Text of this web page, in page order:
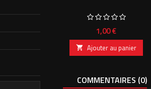
Prix
1,00 €
 Ajouter au panier
COMMENTAIRES (0)